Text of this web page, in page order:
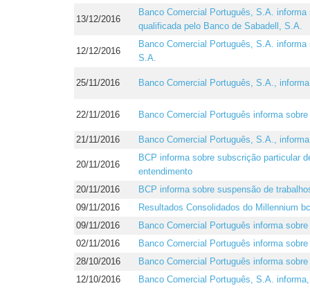
13/12/2016
Banco Comercial Português, S.A.
qualificada pelo Banco de Sabadell, S.A.
12/12/2016
Banco Comercial Português, S.A.
S.A.
25/11/2016 Banco Comercial Português, S.A.,
22/11/2016 Banco Comercial Português informa
21/11/2016 Banco Comercial Português, S.A.,
20/11/2016
BCP informa sobre subscrição particular
entendimento
20/11/2016
BCP informa sobre suspensão de
09/11/2016
Resultados Consolidados do Millennium
09/11/2016
Banco Comercial Português informa
02/11/2016
Banco Comercial Português informa
28/10/2016
Banco Comercial Português informa
12/10/2016
Banco Comercial Português, S.A.